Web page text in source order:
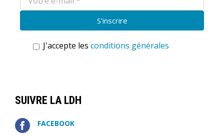
J'accepte les conditions générales
SUIVRE LA LDH
FACEBOOK